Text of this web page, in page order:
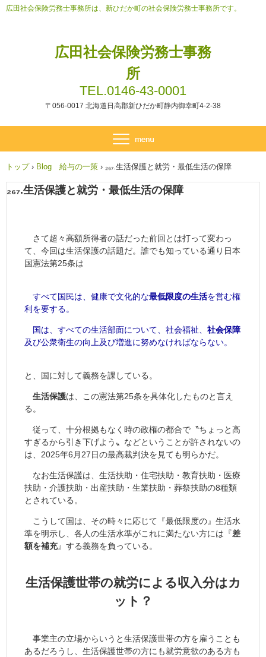
広田社会保険労務士事務
所
広田社会保険労務士事務所は、新ひだか町の社会保険労務士事務所です。
TEL.0146-43-0001
〒056-0017 北海道日高郡新ひだか町静内御幸町4-2-38
トップ › Blog 給与の一策 › ₂₆₇.生活保護と就労・最低生活の保障
₂₆₇.生活保護と就労・最低生活の保障
さて超々高額所得者の話だった前回とは打って変わっ
て、今回は生活保護の話題だ。誰でも知っている通り日本
国憲法第25条は
すべて国民は、健康で文化的な最低限度の生活を営む権
利を要する。
国は、すべての生活部面について、社会福祉、 社会保障
及び公衆衛生の向上及び増進に努めなければならない。
と、国に対して義務を課している。
生活保護は、この憲法第25条を具体化したものと言え
る。
従って、十分根拠もなく時の政権の都合で〝ちょっと高
すぎるから引き下げよう〟などということが許されないの
は、2025年6月27日の最高裁判決を見ても明らかだ。
なお生活保護は、生活扶助・住宅扶助・教育扶助・医療
扶助・介護扶助・出産扶助・生業扶助・葬祭扶助の8種類
とされている。
こうして国は、その時々に応じて『最低限度の』生活水
準を明示し、各人の生活水準がこれに満たない方には『差
額を補充』する義務を負っている。
生活保護世帯の就労による収入分はカ
ット？
事業主の立場からいうと生活保護世帯の方を雇うことも
あるだろうし、生活保護世帯の方にも就労意欲のある方も